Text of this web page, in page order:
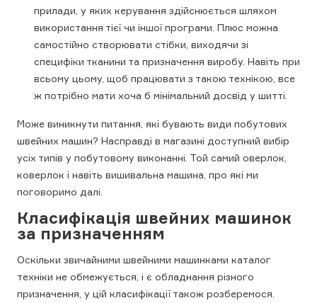
прилади, у яких керування здійснюється шляхом
використання тієї чи іншої програми. Плюс можна
самостійно створювати стібки, виходячи зі
специфіки тканини та призначення виробу. Навіть при
всьому цьому, щоб працювати з такою технікою, все
ж потрібно мати хоча б мінімальний досвід у шитті.
Може виникнути питання, які бувають види побутових
швейних машин? Насправді в магазині доступний вибір
усіх типів у побутовому виконанні. Той самий оверлок,
коверлок і навіть вишивальна машина, про які ми
поговоримо далі.
Класифікація швейних машинок
за призначенням
Оскільки звичайними швейними машинками каталог
техніки не обмежується, і є обладнання різного
призначення, у цій класифікації також розберемося.